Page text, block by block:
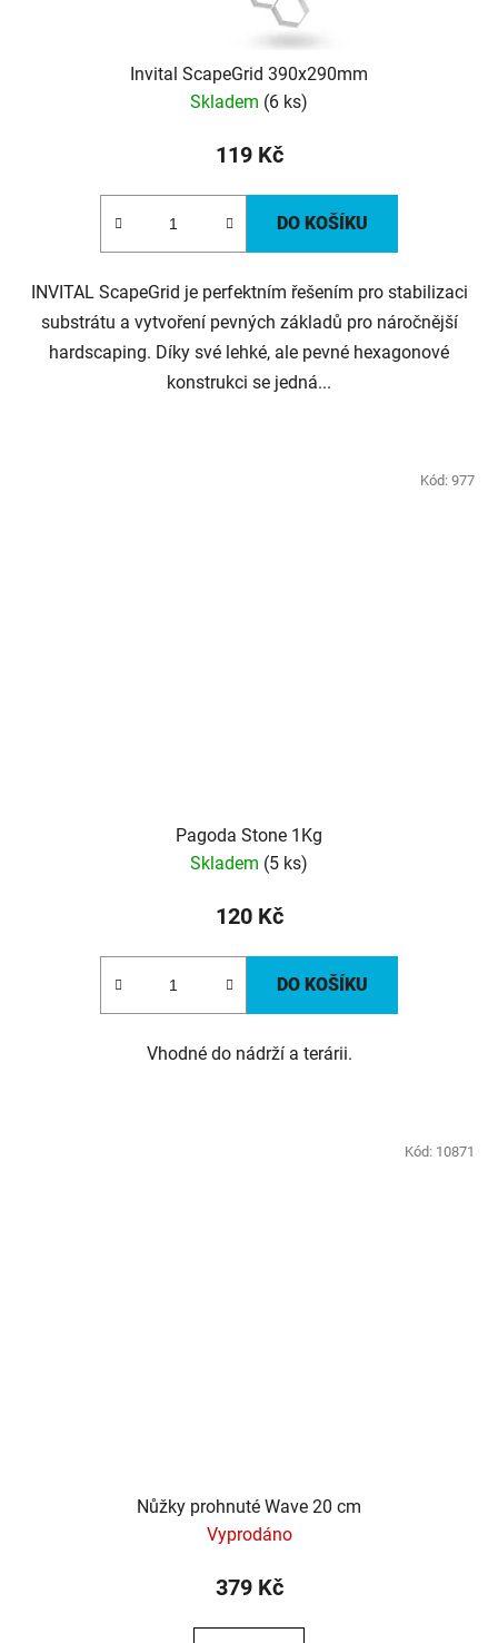
Invital ScapeGrid 390x290mm
Skladem (6 ks)
119 Kč
DO KOŠÍKU
INVITAL ScapeGrid je perfektním řešením pro stabilizaci
substrátu a vytvoření pevných základů pro náročnější
hardscaping. Díky své lehké, ale pevné hexagonové
konstrukci se jedná...
Pagoda Stone 1Kg
Skladem (5 ks)
120 Kč
DO KOŠÍKU
Vhodné do nádrží a terárii.
Kód: 977
Nůžky prohnuté Wave 20 cm
Vyprodáno
379 Kč
Kód: 10871